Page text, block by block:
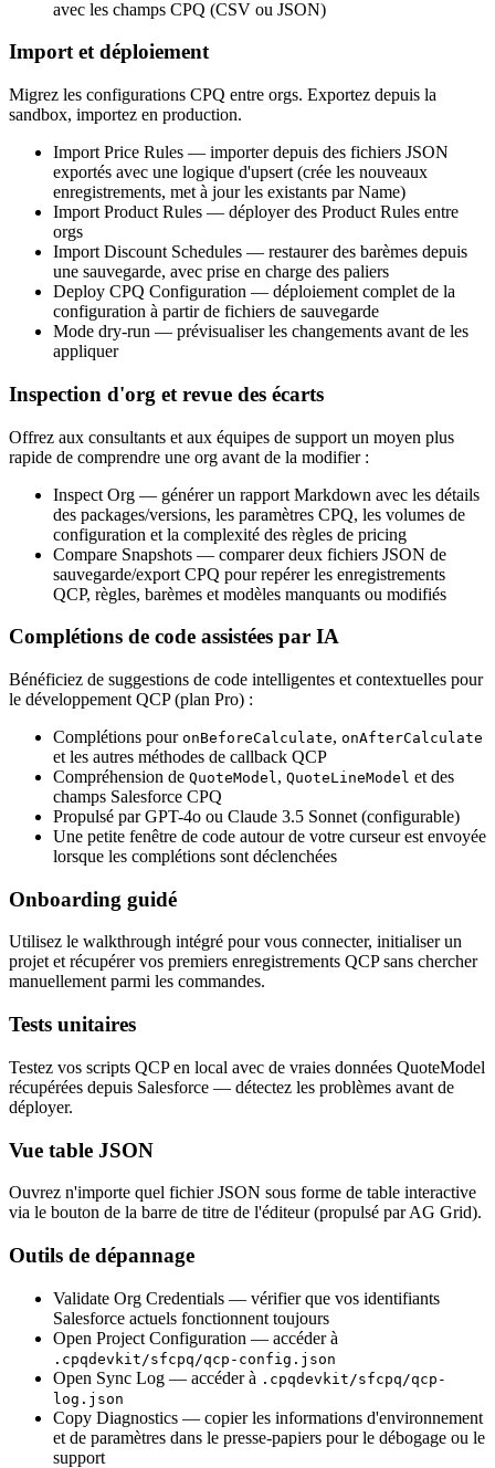
avec les champs CPQ (CSV ou JSON)
Import et déploiement
Migrez les configurations CPQ entre orgs. Exportez depuis la
sandbox, importez en production.
Import Price Rules — importer depuis des fichiers JSON
exportés avec une logique d'upsert (crée les nouveaux
enregistrements, met à jour les existants par Name)
Import Product Rules — déployer des Product Rules entre
orgs
Import Discount Schedules — restaurer des barèmes depuis
une sauvegarde, avec prise en charge des paliers
Deploy CPQ Configuration — déploiement complet de la
configuration à partir de fichiers de sauvegarde
Mode dry-run — prévisualiser les changements avant de les
appliquer
Inspection d'org et revue des écarts
Offrez aux consultants et aux équipes de support un moyen plus
rapide de comprendre une org avant de la modifier :
Inspect Org — générer un rapport Markdown avec les détails
des packages/versions, les paramètres CPQ, les volumes de
configuration et la complexité des règles de pricing
Compare Snapshots — comparer deux fichiers JSON de
sauvegarde/export CPQ pour repérer les enregistrements
QCP, règles, barèmes et modèles manquants ou modifiés
Complétions de code assistées par IA
Bénéficiez de suggestions de code intelligentes et contextuelles pour
le développement QCP (plan Pro) :
Complétions pour onBeforeCalculate, onAfterCalculate
et les autres méthodes de callback QCP
Compréhension de QuoteModel, QuoteLineModel et des
champs Salesforce CPQ
Propulsé par GPT-4o ou Claude 3.5 Sonnet (configurable)
Une petite fenêtre de code autour de votre curseur est envoyée
lorsque les complétions sont déclenchées
Onboarding guidé
Utilisez le walkthrough intégré pour vous connecter, initialiser un
projet et récupérer vos premiers enregistrements QCP sans chercher
manuellement parmi les commandes.
Tests unitaires
Testez vos scripts QCP en local avec de vraies données QuoteModel
récupérées depuis Salesforce — détectez les problèmes avant de
déployer.
Vue table JSON
Ouvrez n'importe quel fichier JSON sous forme de table interactive
via le bouton de la barre de titre de l'éditeur (propulsé par AG Grid).
Outils de dépannage
Validate Org Credentials — vérifier que vos identifiants
Salesforce actuels fonctionnent toujours
Open Project Configuration — accéder à
.cpqdevkit/sfcpq/qcp-config.json
Open Sync Log — accéder à .cpqdevkit/sfcpq/qcp-
log.json
Copy Diagnostics — copier les informations d'environnement
et de paramètres dans le presse-papiers pour le débogage ou le
support